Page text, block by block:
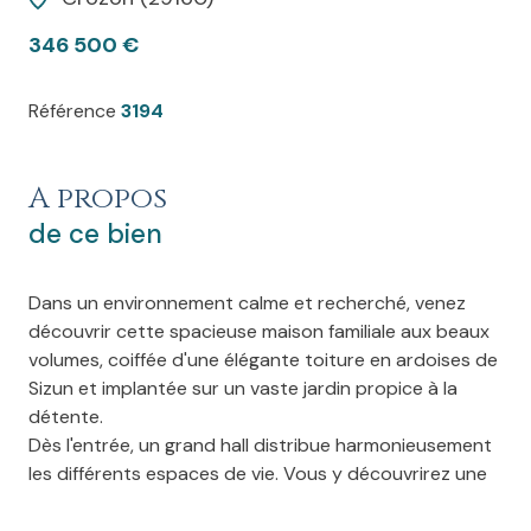
346 500 €
Référence 3194
A propos
de ce bien
Dans un environnement calme et recherché, venez
découvrir cette spacieuse maison familiale aux beaux
volumes, coiffée d'une élégante toiture en ardoises de
Sizun et implantée sur un vaste jardin propice à la
détente.
Dès l'entrée, un grand hall distribue harmonieusement
les différents espaces de vie. Vous y découvrirez une